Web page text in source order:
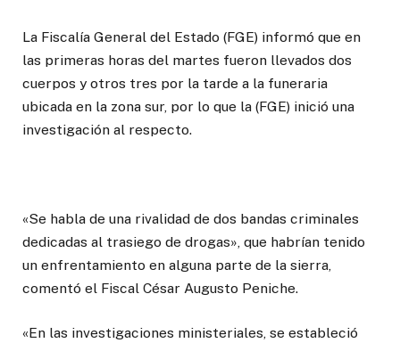
La Fiscalía General del Estado (FGE) informó que en
las primeras horas del martes fueron llevados dos
cuerpos y otros tres por la tarde a la funeraria
ubicada en la zona sur, por lo que la (FGE) inició una
investigación al respecto.
«Se habla de una rivalidad de dos bandas criminales
dedicadas al trasiego de drogas», que habrían tenido
un enfrentamiento en alguna parte de la sierra,
comentó el Fiscal César Augusto Peniche.
«En las investigaciones ministeriales, se estableció